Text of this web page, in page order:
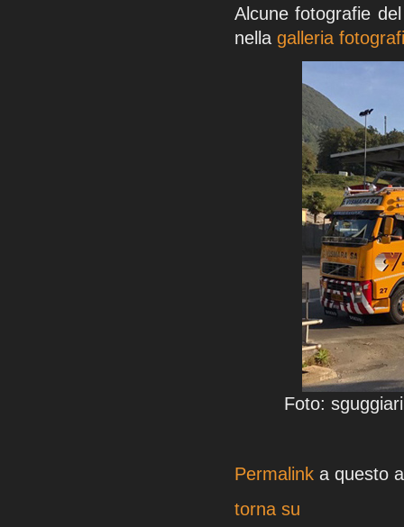
Alcune fotografie
nella galleria
Foto:
Permalink a questo
torna su